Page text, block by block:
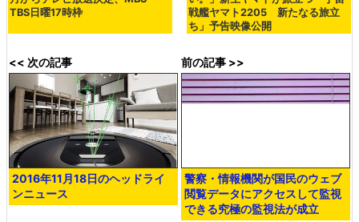
TBS日曜17時枠
戦艦ヤマト2205 新たなる旅立
ち」予告映像公開
<< 次の記事
2016年11月18日のヘッドライ
ンニュース
前の記事 >>
警察・情報機関が国民のウェブ
閲覧データにアクセスして監視
できる究極の監視法が成立